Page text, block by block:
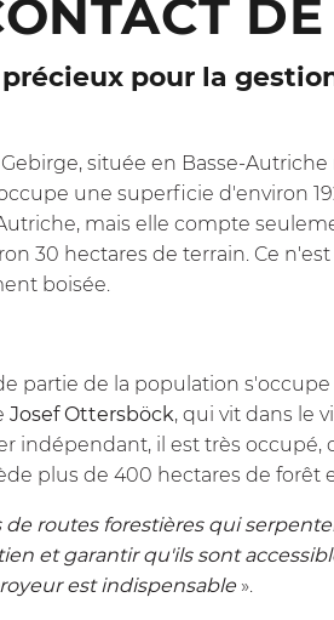
précieux pour la
située en Basse-
une superficie d'environ
mais elle compte
30 hectares de terrain. Ce
boisée.
partie de la population
Josef Ottersböck, qui vit dans le
indépendant, il est très occupé,
plus de 400 hectares de forêt
routes forestières qui
et garantir qu'ils sont
est indispensable ».